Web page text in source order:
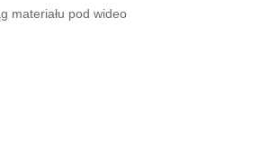
materiału pod wideo